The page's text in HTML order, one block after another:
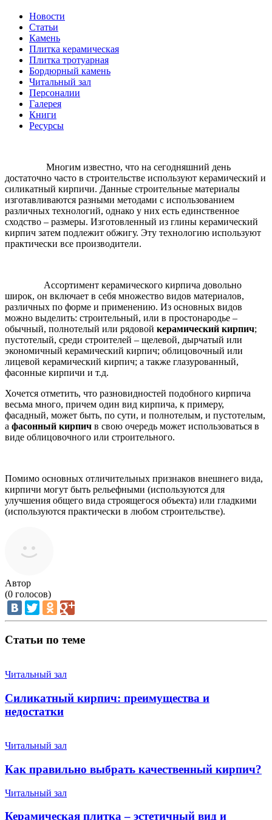
Новости
Статьи
Камень
Плитка керамическая
Плитка тротуарная
Бордюрный камень
Читальный зал
Персоналии
Галерея
Книги
Ресурсы
Многим известно, что на сегодняшний день
достаточно часто в строительстве используют керамический и
силикатный кирпичи. Данные строительные материалы
изготавливаются разными методами с использованием
различных технологий, однако у них есть единственное
сходство – размеры. Изготовленный из глины керамический
кирпич затем подлежит обжигу. Эту технологию используют
практически все производители.
Ассортимент керамического кирпича довольно
широк, он включает в себя множество видов материалов,
различных по форме и применению. Из основных видов
можно выделить: строительный, или в простонародье –
обычный, полнотелый или рядовой керамический кирпич;
пустотелый, среди строителей – щелевой, дырчатый или
экономичный керамический кирпич; облицовочный или
лицевой керамический кирпич; а также глазурованный,
фасонные кирпичи и т.д.
Хочется отметить, что разновидностей подобного кирпича
весьма много, причем один вид кирпича, к примеру,
фасадный, может быть, по сути, и полнотелым, и пустотелым,
а фасонный кирпич в свою очередь может использоваться в
виде облицовочного или строительного.
Помимо основных отличительных признаков внешнего вида,
кирпичи могут быть рельефными (используются для
улучшения общего вида строящегося объекта) или гладкими
(используются практически в любом строительстве).
Автор
(0 голосов)
Статьи по теме
Читальный зал
Силикатный кирпич: преимущества и
недостатки
Читальный зал
Как правильно выбрать качественный кирпич?
Читальный зал
Керамическая плитка – эстетичный вид и